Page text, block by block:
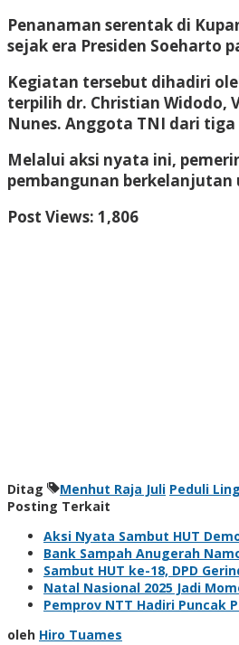
Penanaman serentak di
sejak era Presiden Soeharto
Kegiatan tersebut dihadiri
terpilih dr. Christian Widodo,
Nunes. Anggota TNI dari
Melalui aksi nyata ini,
pembangunan
Post Views: 1,806
Ditag Menhut Raja Juli Peduli
Posting Terkait
Aksi Nyata Sambut HUT
Bank Sampah Anugerah
Sambut HUT ke-18, DPD
Natal Nasional 2025 Jadi
Pemprov NTT Hadiri Puncak
oleh Hiro Tuames